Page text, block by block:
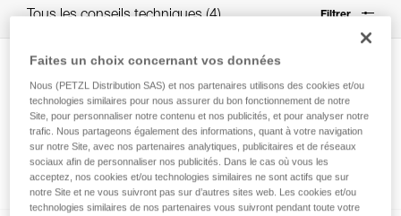
Tous les conseils techniques 4 Filtrer
Aide à l'équipier lors d'une descente à skis
Faites un choix concernant vos données
Nous (PETZL Distribution SAS) et nos partenaires utilisons des cookies et/ou
technologies similaires pour nous assurer du bon fonctionnement de notre
Site, pour personnaliser notre contenu et nos publicités, et pour analyser notre
trafic. Nous partageons également des informations, quant à votre navigation
sur notre Site, avec nos partenaires analytiques, publicitaires et de réseaux
sociaux afin de personnaliser nos publicités. Dans le cas où vous les
acceptez, nos cookies et/ou technologies similaires ne sont actifs que sur
notre Site et ne vous suivront pas sur d’autres sites web. Les cookies et/ou
technologies similaires de nos partenaires vous suivront pendant toute votre